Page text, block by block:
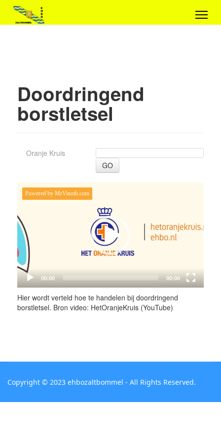
Doordringend
borstletsel
Oranje Kruis
GO
Hier wordt verteld hoe te handelen bij doordringend
borstletsel. Bron video: HetOranjeKruis (YouTube)
Copyright © 2023 ehbozaltbommel - All Rights Reserved.